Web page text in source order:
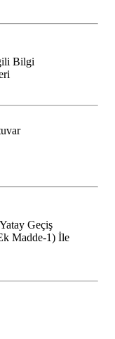
Bilgi
Geçiş
Madde-1) İle